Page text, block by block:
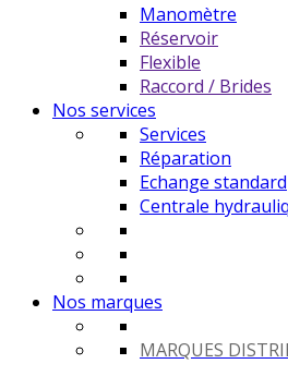
Manomètre
Réservoir
Flexible
Raccord / Brides
Nos services
Services
Réparation
Echange standard
Centrale
Nos marques
MARQUES